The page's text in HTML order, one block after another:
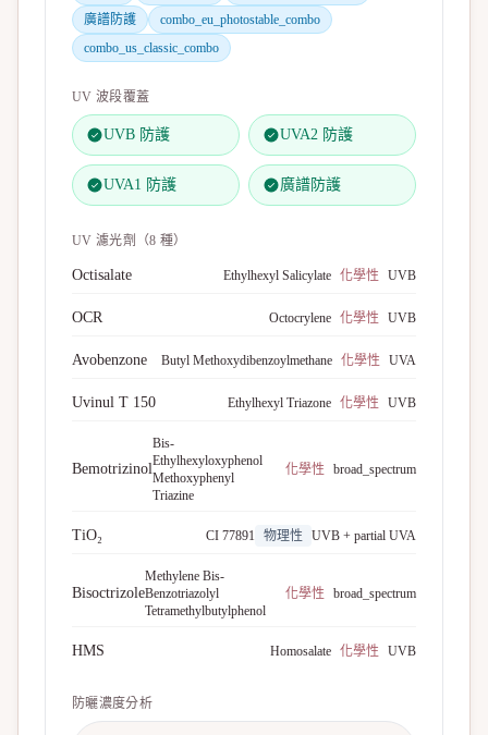
廣譜防護
combo_eu_photostable_combo
combo_us_classic_combo
UV 波段覆蓋
UVB 防護 UVA2 防護
UVA1 防護 廣譜防護
UV 濾光劑（8 種）
Octisalate Ethylhexyl Salicylate 化學性 UVB
OCR Octocrylene 化學性 UVB
Avobenzone Butyl Methoxydibenzoylmethane 化學性 UVA
Uvinul T 150 Ethylhexyl Triazone 化學性 UVB
Bemotrizinol
Bis-
Ethylhexyloxyphenol
Methoxyphenyl
Triazine
化學性 broad_spectrum
TiO₂ CI 77891 物理性 UVB + partial UVA
Bisoctrizole
Methylene Bis-
Benzotriazolyl
Tetramethylbutylphenol
化學性 broad_spectrum
HMS Homosalate 化學性 UVB
防曬濃度分析